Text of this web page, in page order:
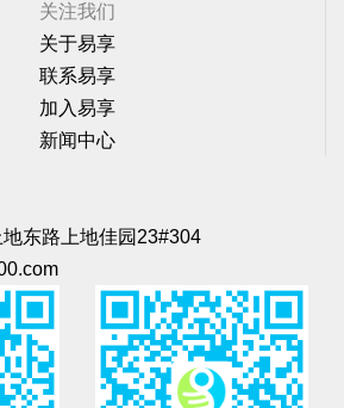
关注我们
关于易享
联系易享
加入易享
新闻中心
东路上地佳园23#304